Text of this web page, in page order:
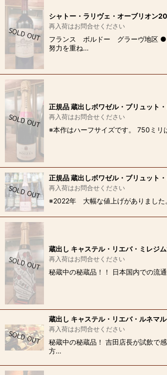
シャトー・ラリヴェ・オーブリオン
再入荷はお問合せください
フランス ボルドー グラーヴ地区 ●
努力を重ね…
正規品 蔵出しボワゼル・ブリュッ
再入荷はお問合せください
※本作はハーフサイズです。 750ミ
正規品 蔵出しボワゼル・ブリュッ
再入荷はお問合せください
※2022年 大幅な値上げがありました
蔵出し キャステル・リエバ・ミレジ
再入荷はお問合せください
秘蔵中の秘蔵品！！ 日本国内での流
蔵出し キャステル・リエバ・ルネマ
再入荷はお問合せください
秘蔵中の秘蔵品！ 吉田店長が試飲で
方…